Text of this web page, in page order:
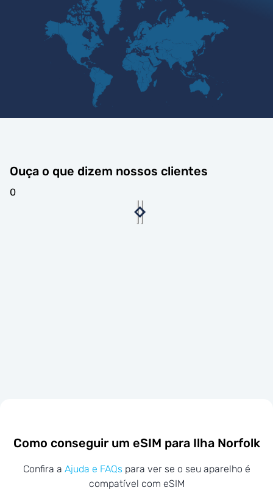
Ouça o que dizem nossos clientes
0
Como conseguir um eSIM para Ilha Norfolk
Confira a Ajuda e FAQs para ver se o seu aparelho é
compatível com eSIM